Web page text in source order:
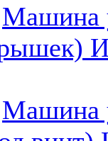
Машина
Машина